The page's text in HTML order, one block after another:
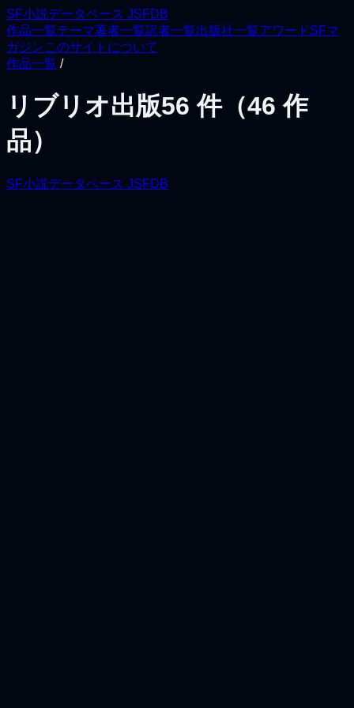
SF小説データベース JSFDB
作品一覧テーマ著者一覧訳者一覧出版社一覧アワードSFマ
ガジンこのサイトについて
作品一覧 /
リブリオ出版56 件（46 作
品）
SF小説データベース JSFDB